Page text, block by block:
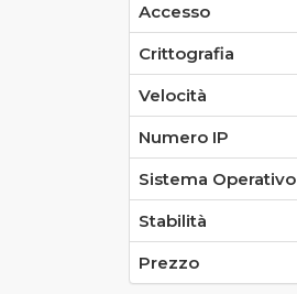
Accesso
Crittografia
Velocità
Numero IP
Sistema Operativo
Stabilità
Prezzo